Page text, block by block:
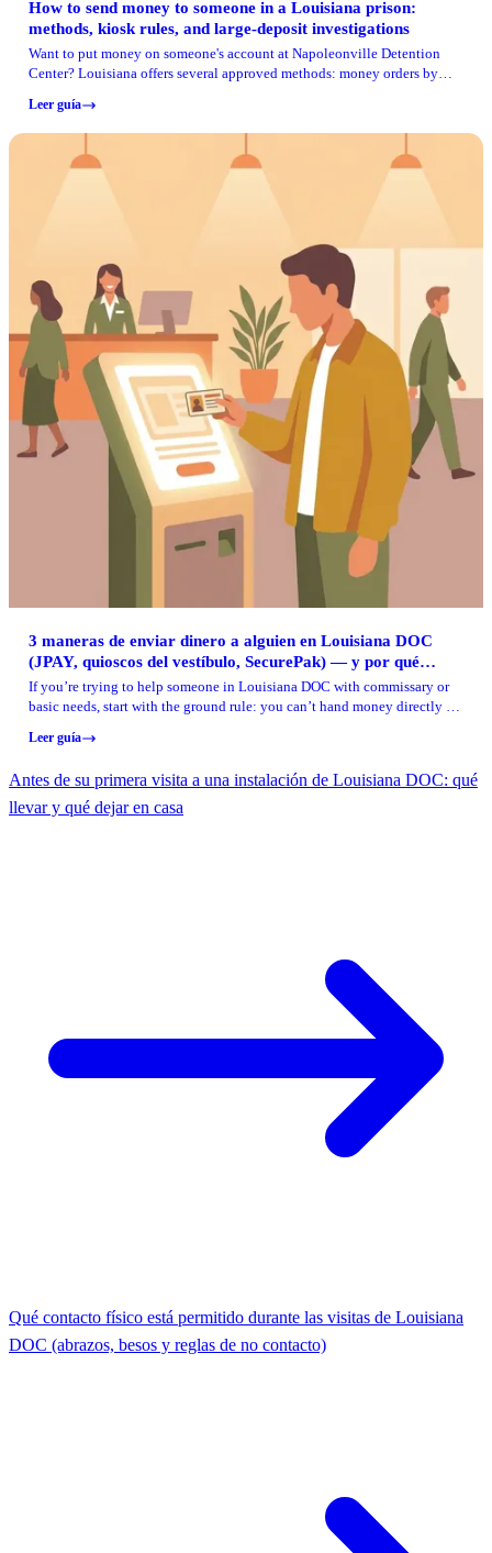
How to send money to someone in a Louisiana prison:
methods, kiosk rules, and large-deposit investigations
Want to put money on someone's account at Napoleonville Detention
Center? Louisiana offers several approved methods: money orders by
app, telephone deposits, or lobby kiosks in the visiting area (cash or card
accepted).
Leer guía
3 maneras de enviar dinero a alguien en Louisiana DOC
(JPAY, quioscos del vestíbulo, SecurePak) — y por qué
nunca debes usar Cash App
If you’re trying to help someone in Louisiana DOC with commissary or
basic needs, start with the ground rule: you can’t hand money directly to
facilities use JPAY for money deposits, which gives you an approved way
rejected (or getting you into trouble). From there, you’ve got a couple of
other DOC-authorized options depending on whether you want to add
Leer guía
Antes de su primera visita a una instalación de Louisiana DOC: qué
llevar y qué dejar en casa
Qué contacto físico está permitido durante las visitas de Louisiana
DOC (abrazos, besos y reglas de no contacto)